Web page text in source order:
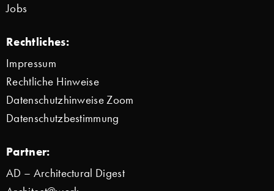
Jobs
Rechtliches:
Impressum
Rechtliche Hinweise
Datenschutzhinweise Zoom
Datenschutzbestimmung
Partner:
AD – Architectural Digest